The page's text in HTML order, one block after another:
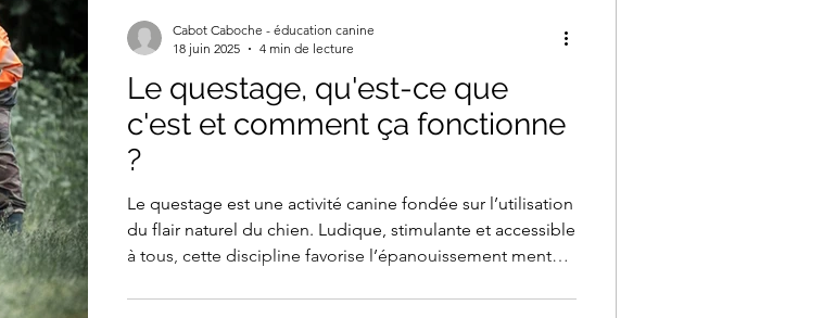
Le questage, qu'est-ce que
c'est et comment ça fonctionne
?
Le questage est une activité canine fondée sur l’utilisation
du flair naturel du chien. Ludique, stimulante et accessible
à tous, cette discipline favorise l’épanouissement mental
Cabot Caboche - éducation canine
18 juin 2025
4 min de lecture